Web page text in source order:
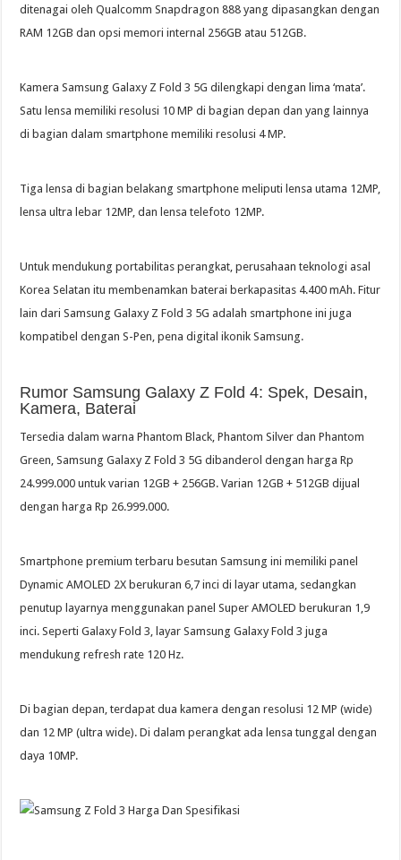
ditenagai oleh Qualcomm Snapdragon 888 yang dipasangkan dengan
RAM 12GB dan opsi memori internal 256GB atau 512GB.
Kamera Samsung Galaxy Z Fold 3 5G dilengkapi dengan lima ‘mata’.
Satu lensa memiliki resolusi 10 MP di bagian depan dan yang lainnya
di bagian dalam smartphone memiliki resolusi 4 MP.
Tiga lensa di bagian belakang smartphone meliputi lensa utama 12MP,
lensa ultra lebar 12MP, dan lensa telefoto 12MP.
Untuk mendukung portabilitas perangkat, perusahaan teknologi asal
Korea Selatan itu membenamkan baterai berkapasitas 4.400 mAh. Fitur
lain dari Samsung Galaxy Z Fold 3 5G adalah smartphone ini juga
kompatibel dengan S-Pen, pena digital ikonik Samsung.
Rumor Samsung Galaxy Z Fold 4: Spek, Desain,
Kamera, Baterai
Tersedia dalam warna Phantom Black, Phantom Silver dan Phantom
Green, Samsung Galaxy Z Fold 3 5G dibanderol dengan harga Rp
24.999.000 untuk varian 12GB + 256GB. Varian 12GB + 512GB dijual
dengan harga Rp 26.999.000.
Smartphone premium terbaru besutan Samsung ini memiliki panel
Dynamic AMOLED 2X berukuran 6,7 inci di layar utama, sedangkan
penutup layarnya menggunakan panel Super AMOLED berukuran 1,9
inci. Seperti Galaxy Fold 3, layar Samsung Galaxy Fold 3 juga
mendukung refresh rate 120 Hz.
Di bagian depan, terdapat dua kamera dengan resolusi 12 MP (wide)
dan 12 MP (ultra wide). Di dalam perangkat ada lensa tunggal dengan
daya 10MP.